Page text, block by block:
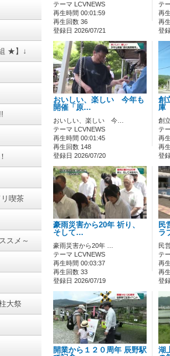
★】↓
喫茶
スメ～
大祭
テーマ LCVNEWS
再生時間 00:01:59
再生回数 36
登録日 2026/07/21
テ
再
再
登
おいしい、楽しい 今年も
開催「原…
おいしい、楽しい 今…
テーマ LCVNEWS
再生時間 00:01:45
再生回数 148
登録日 2026/07/20
創
庫
創
テ
再
再
登
豪雨災害から20年 祈り、
そして…
豪雨災害から20年 …
テーマ LCVNEWS
再生時間 00:03:37
再生回数 33
登録日 2026/07/19
民
ラ
民
テ
再
再
登
開業から１２０周年 辰野駅
湖